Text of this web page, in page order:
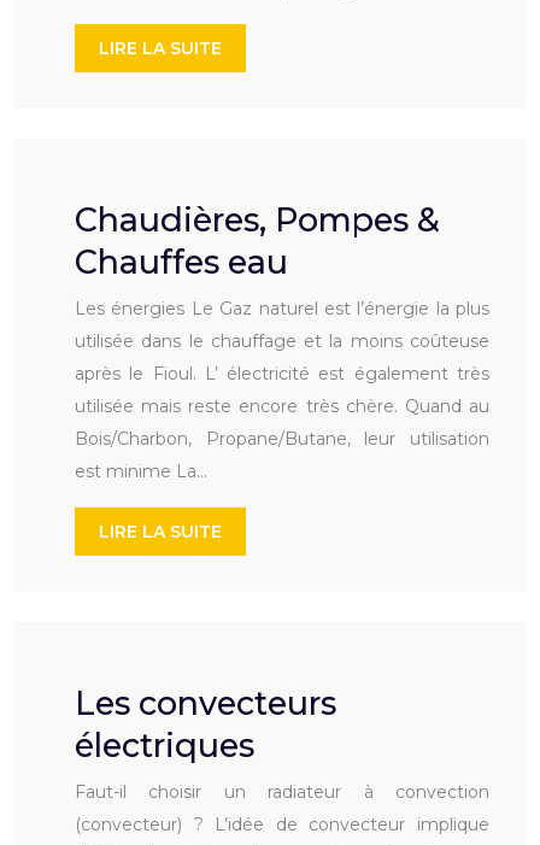
LIRE LA SUITE
Chaudières, Pompes &
Chauffes eau
Les énergies Le Gaz naturel est l’énergie la plus
utilisée dans le chauffage et la moins coûteuse
après le Fioul. L’ électricité est également très
utilisée mais reste encore très chère. Quand au
Bois/Charbon, Propane/Butane, leur utilisation
est minime La…
LIRE LA SUITE
Les convecteurs
électriques
Faut-il choisir un radiateur à convection
(convecteur) ? L’idée de convecteur implique